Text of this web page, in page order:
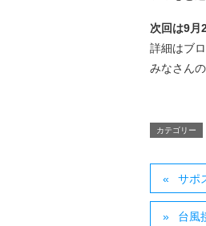
次回は9月
詳細はブ
みなさん
カテゴリー
サポ
台風